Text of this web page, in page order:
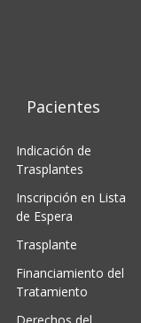
Pacientes
Indicación de
Trasplantes
Inscripción en Lista
de Espera
Trasplante
Financiamiento del
Tratamiento